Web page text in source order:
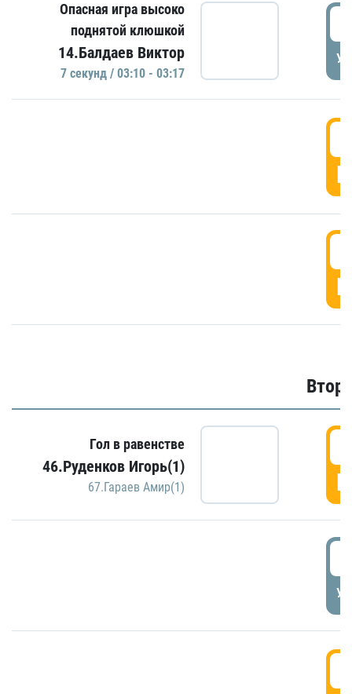
Опасная игра высоко
поднятой клюшкой
14.Балдаев Виктор
7 секунд / 03:10 - 03:17
Гол в равенстве
46.Руденков Игорь(1)
67.Гараев Амир(1)